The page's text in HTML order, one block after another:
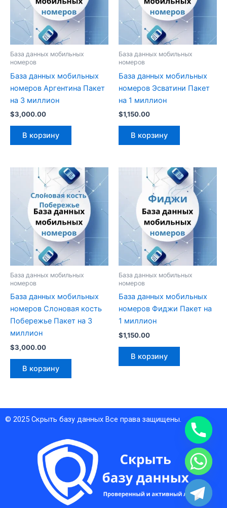
База данных мобильных
номеров
База данных мобильных
номеров Аргентина Пакет
на 3 миллион
$3,000.00
В корзину
База данных мобильных
номеров
База данных мобильных
номеров Эсватини Пакет
на 1 миллион
$1,150.00
В корзину
База данных мобильных
номеров
База данных мобильных
номеров Слоновая кость
Побережье Пакет на 3
миллион
$3,000.00
В корзину
База данных мобильных
номеров
База данных мобильных
номеров Фиджи Пакет на
1 миллион
$1,150.00
В корзину
© 2025 Скрыть базу данных Все права защищены.